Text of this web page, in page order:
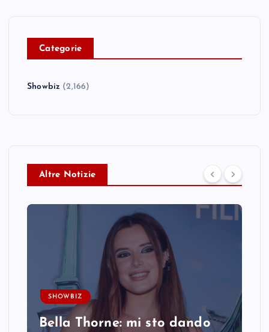
Categorie
Showbiz (2,166)
Altre Notizie
SHOWBIZ
Bella Thorne: mi sto dando